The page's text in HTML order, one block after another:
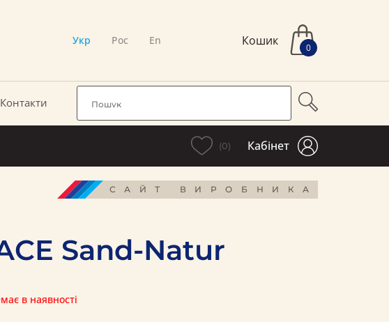
Укр Рос En Кошик 0
Контакти
(0) Кабінет
САЙТ ВИРОБНИКА
Sand-Natur
в наявності